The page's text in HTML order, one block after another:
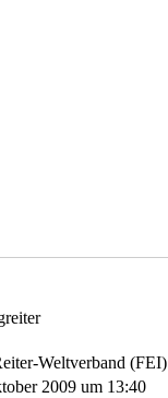
Weltverband (FEI)
2009 um 13:40